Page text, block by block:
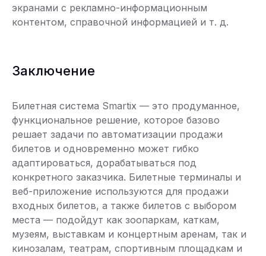
экранами с рекламно-информационным
контентом, справочной информацией и т. д.
Заключение
Билетная система Smartix — это продуманное,
функциональное решение, которое базово
решает задачи по автоматизации продажи
билетов и одновременно может гибко
адаптироваться, дорабатываться под
конкретного заказчика. Билетные терминалы и
веб-приложение используются для продажи
входных билетов, а также билетов с выбором
места — подойдут как зоопаркам, каткам,
музеям, выставкам и концертным аренам, так и
кинозалам, театрам, спортивным площадкам и